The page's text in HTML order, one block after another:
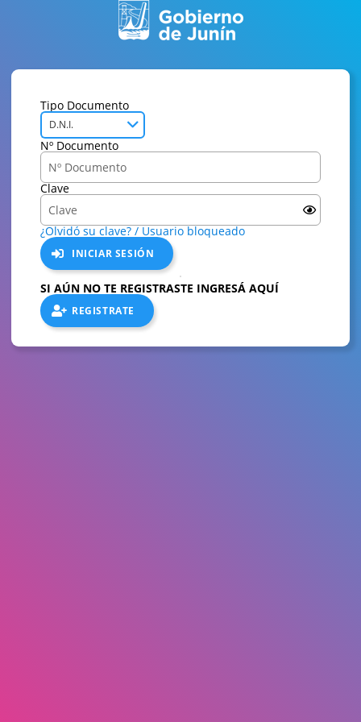
Tipo Documento
D.N.I.
Nº Documento
Clave
¿Olvidó su clave? / Usuario bloqueado
INICIAR SESIÓN
SI AÚN NO TE REGISTRASTE INGRESÁ AQUÍ
REGISTRATE